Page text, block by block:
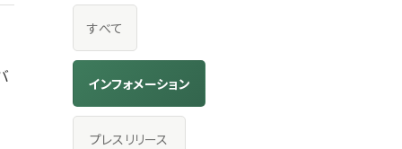
すべて
インフォメーション
プレスリリース